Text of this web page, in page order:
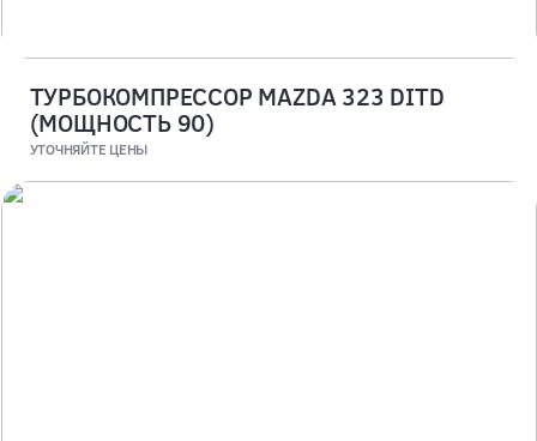
ТУРБОКОМПРЕССОР MAZDA 323 DITD
(МОЩНОСТЬ 90)
УТОЧНЯЙТЕ ЦЕНЫ